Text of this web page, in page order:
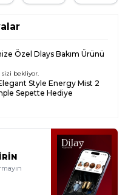
Özel Dlays Bakım Ürünü
bekliyor.
Style Energy Mist 2
Sepette Hediye